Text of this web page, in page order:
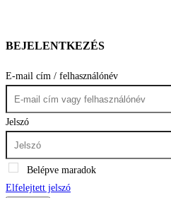
BEJELENTKEZÉS
E-mail cím / felhasználónév
Jelszó
Belépve maradok
Elfelejtett jelszó